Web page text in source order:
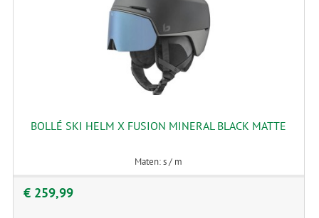
BOLLÉ SKI HELM X FUSION MINERAL BLACK MATTE
Maten: s / m
€ 259,99